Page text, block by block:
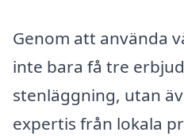
Genom att använda
inte bara få tre
stenläggning, utan
expertis från lokala